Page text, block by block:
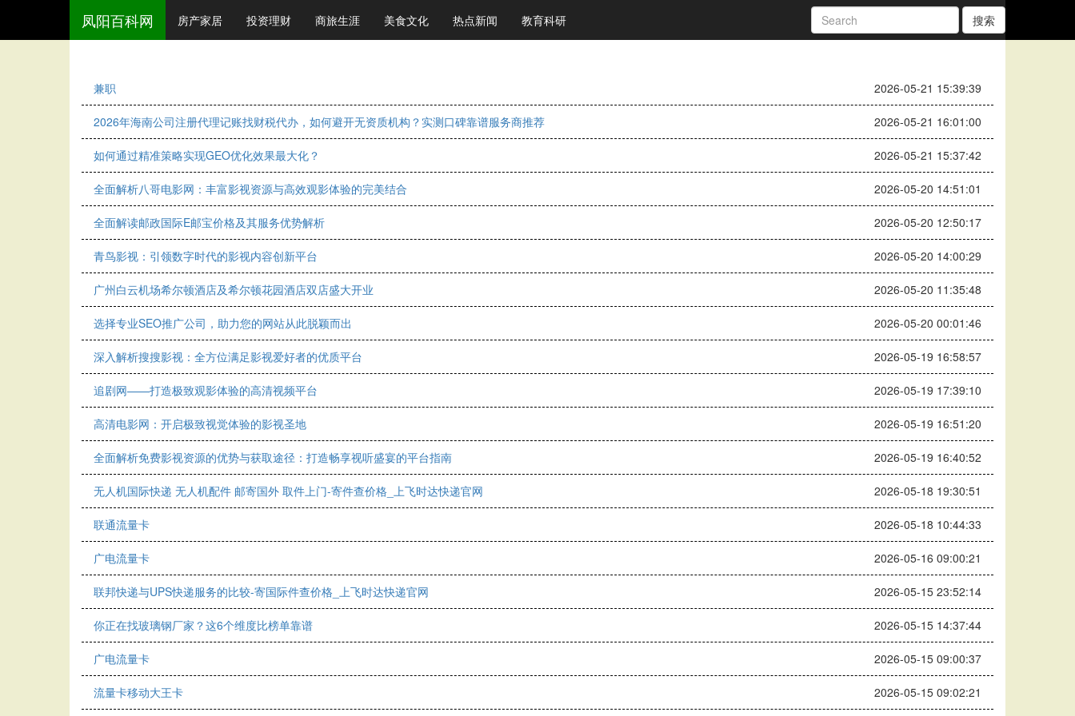
凤阳百科网 房产家居 投资理财 商旅生涯 美食文化 热点新闻 教育科研 搜索
兼职 2026-05-21 15:39:39
2026年海南公司注册代理记账找财税代办，如何避开无资质机构？实测口碑靠谱服务商推荐 2026-05-21 16:01:00
如何通过精准策略实现GEO优化效果最大化？ 2026-05-21 15:37:42
全面解析八哥电影网：丰富影视资源与高效观影体验的完美结合 2026-05-20 14:51:01
全面解读邮政国际E邮宝价格及其服务优势解析 2026-05-20 12:50:17
青鸟影视：引领数字时代的影视内容创新平台 2026-05-20 14:00:29
广州白云机场希尔顿酒店及希尔顿花园酒店双店盛大开业 2026-05-20 11:35:48
选择专业SEO推广公司，助力您的网站从此脱颖而出 2026-05-20 00:01:46
深入解析搜搜影视：全方位满足影视爱好者的优质平台 2026-05-19 16:58:57
追剧网——打造极致观影体验的高清视频平台 2026-05-19 17:39:10
高清电影网：开启极致视觉体验的影视圣地 2026-05-19 16:51:20
全面解析免费影视资源的优势与获取途径：打造畅享视听盛宴的平台指南 2026-05-19 16:40:52
无人机国际快递 无人机配件 邮寄国外 取件上门-寄件查价格_上飞时达快递官网 2026-05-18 19:30:51
联通流量卡 2026-05-18 10:44:33
广电流量卡 2026-05-16 09:00:21
联邦快递与UPS快递服务的比较-寄国际件查价格_上飞时达快递官网 2026-05-15 23:52:14
你正在找玻璃钢厂家？这6个维度比榜单靠谱 2026-05-15 14:37:44
广电流量卡 2026-05-15 09:00:37
流量卡移动大王卡 2026-05-15 09:02:21